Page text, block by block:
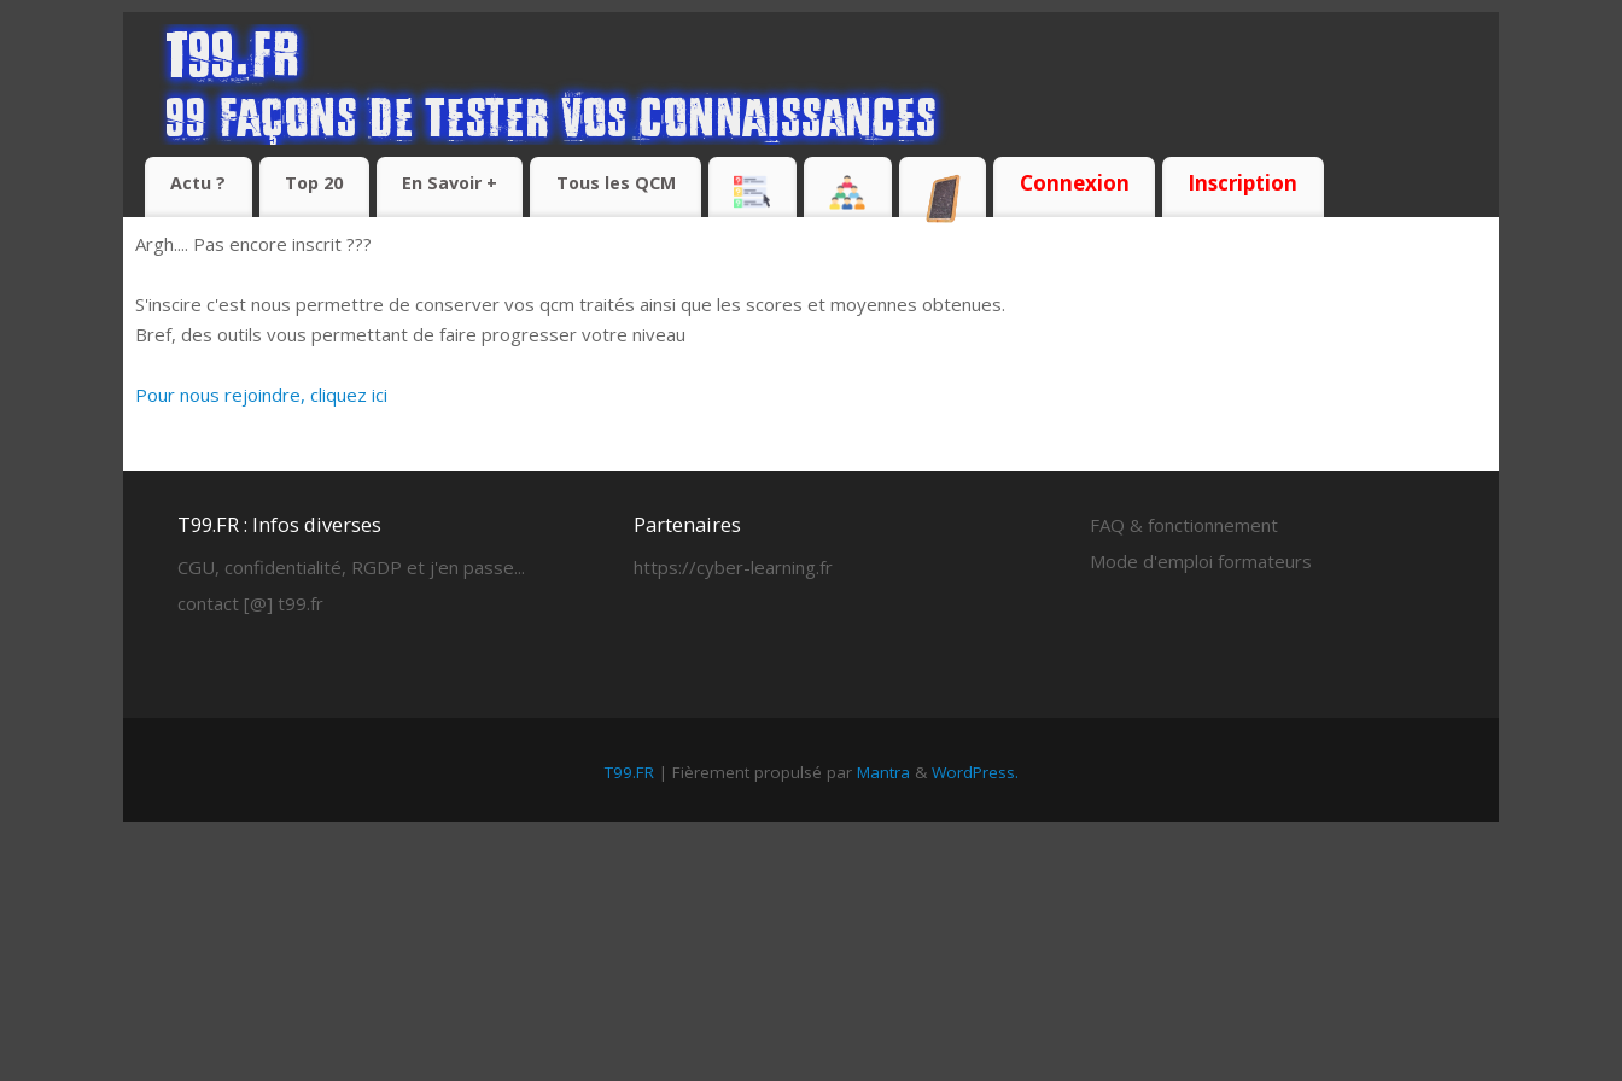
Actu ? Top 20 En Savoir + Tous les QCM Connexion Inscription
Argh.... Pas encore inscrit ???
S'inscire c'est nous permettre de conserver vos qcm traités ainsi que les scores et moyennes obtenues.
Bref, des outils vous permettant de faire progresser votre niveau
Pour nous rejoindre, cliquez ici
T99.FR : Infos diverses
CGU, confidentialité, RGDP et j'en passe...
contact [@] t99.fr
Partenaires
https://cyber-learning.fr
FAQ & fonctionnement
Mode d'emploi formateurs
T99.FR| Fièrement propulsé par Mantra & WordPress.